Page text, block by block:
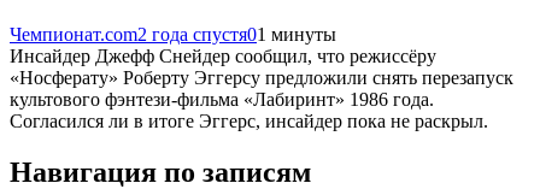
Чемпионат.com2 года спустя01 минуты
Инсайдер Джефф Снейдер сообщил, что режиссёру
«Носферату» Роберту Эггерсу предложили снять перезапуск
культового фэнтези-фильма «Лабиринт» 1986 года.
Согласился ли в итоге Эггерс, инсайдер пока не раскрыл.
Навигация по записям